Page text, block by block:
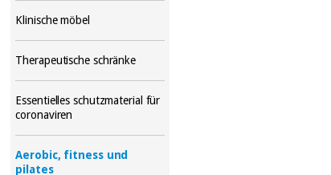
Klinische möbel
Therapeutische schränke
Essentielles schutzmaterial für
coronaviren
Aerobic, fitness und
pilates